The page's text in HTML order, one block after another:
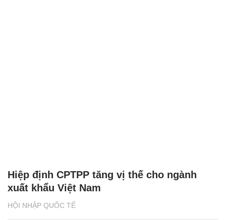
HỘI NHẬP QUỐC TẾ
Hiệp định CPTPP tăng vị thế cho ngành
xuất khẩu Việt Nam